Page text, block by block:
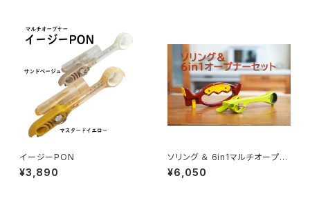
イージーPON
¥3,890
ソリング ＆ 6in1マルチオープナ
ー
¥6,050